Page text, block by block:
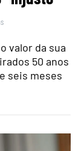
valor da sua
50 anos
seis meses